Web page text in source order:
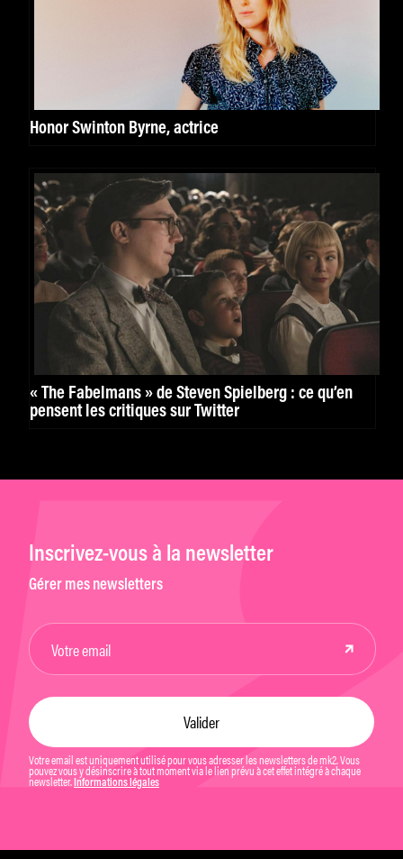
Honor Swinton Byrne, actrice
« The Fabelmans » de Steven Spielberg : ce qu’en
pensent les critiques sur Twitter
Inscrivez-vous à la newsletter
Gérer mes newsletters
Votre email est uniquement utilisé pour vous adresser les newsletters de mk2. Vous
pouvez vous y désinscrire à tout moment via le lien prévu à cet effet intégré à chaque
newsletter. Informations légales